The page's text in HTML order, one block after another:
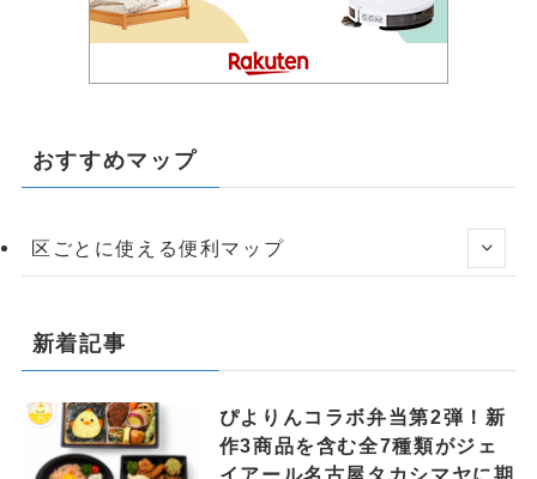
おすすめマップ
区ごとに使える便利マップ
新着記事
ぴよりんコラボ弁当第2弾！新
作3商品を含む全7種類がジェ